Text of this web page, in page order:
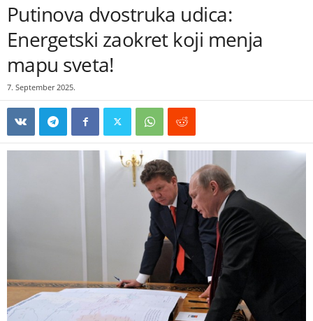
Putinova dvostruka udica:
Energetski zaokret koji menja
mapu sveta!
7. September 2025.